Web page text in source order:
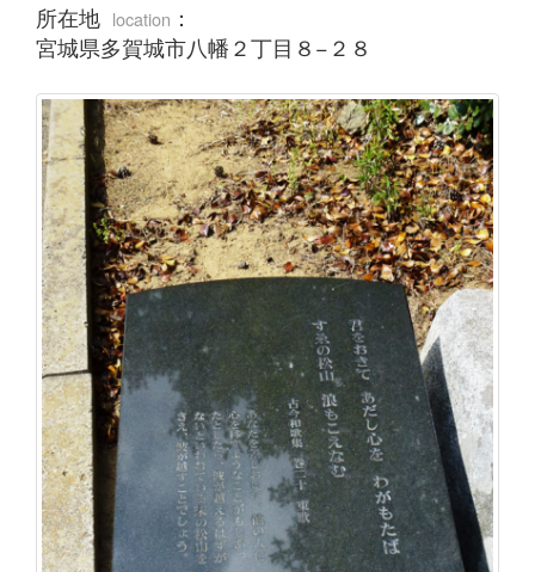
所在地 location ：
宮城県多賀城市八幡２丁目８−２８